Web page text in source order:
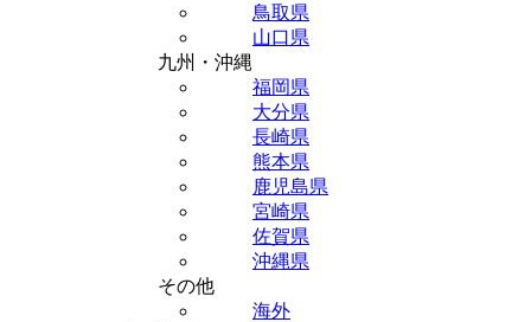
鳥取県
山口県
九州・沖縄
福岡県
大分県
長崎県
熊本県
鹿児島県
宮崎県
佐賀県
沖縄県
その他
海外